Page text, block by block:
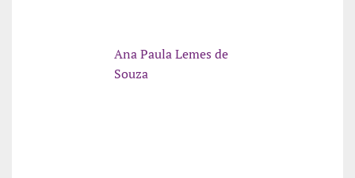
Ana Paula Lemes de
Souza